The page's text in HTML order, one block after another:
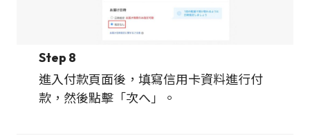
Step 8
進入付款頁面後，填寫信用卡資料進行付
款，然後點擊「次へ」。